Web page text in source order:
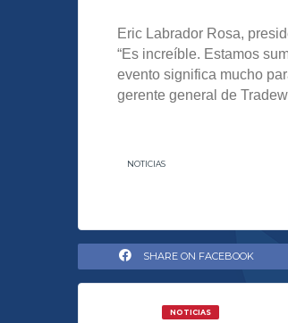
Eric Labrador Rosa,
“Es increíble. Estamos
evento significa mucho
gerente general de
NOTICIAS
SHARE ON FACEBOOK
NOTICIAS